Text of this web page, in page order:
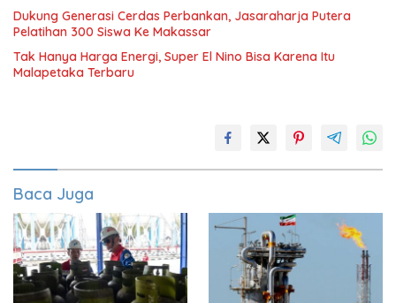
Dukung Generasi Cerdas Perbankan, Jasaraharja Putera
Pelatihan 300 Siswa Ke Makassar
Tak Hanya Harga Energi, Super El Nino Bisa Karena Itu
Malapetaka Terbaru
Baca Juga